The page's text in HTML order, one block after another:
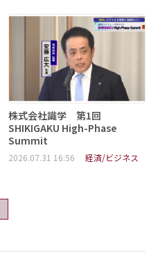
株式会社識学 第1回
SHIKIGAKU High-Phase
Summit
2026.07.31 16:56 経済/ビジネス